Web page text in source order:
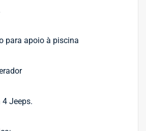
para apoio à piscina
Jeeps.